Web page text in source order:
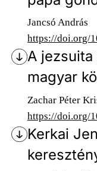
Jancsó András
https://doi.org/
A
magyar
Zachar Péter
https://doi.org/
Kerkai